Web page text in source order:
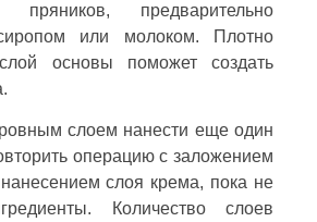
предварительно
или молоком. Плотно
основы поможет создать
слоем нанести еще один
операцию с заложением
слоя крема, пока не
Количество слоев